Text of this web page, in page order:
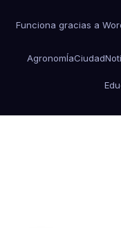
Funciona gracias a
AgronomÍaCiudad